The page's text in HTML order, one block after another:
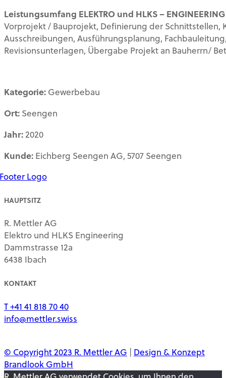
Leistungsumfang ELEKTRO und HLKS – ENGINEERING
Vorprojekt / Bauprojekt, Definierung der Schnittstellen,
Ausschreibungen, Ausführungsplanung,
Revisionsunterlagen, Übergabe Projekt an Bauherrn/
Kategorie: Gewerbebau
Ort: Seengen
Jahr: 2020
Kunde: Eichberg Seengen AG, 5707 Seengen
HAUPTSITZ
R. Mettler AG
Elektro und HLKS Engineering
Dammstrasse 12a
6438 Ibach
KONTAKT
T +41 41 818 70 40
info@mettler.swiss
© Copyright 2023 R. Mettler AG | Design & Konzept
Brandlook GmbH